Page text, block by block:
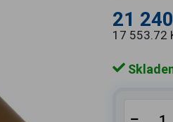
21
17 553.72